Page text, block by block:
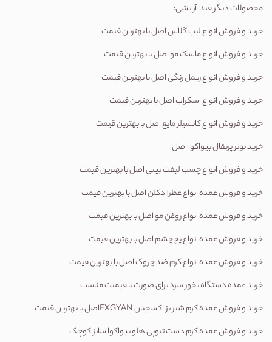
محصولات دیگر فیدا آرایشی:
خرید و فروش انواع لیپ گلاس اصل با بهترین قیمت
خرید و فروش انواع ماسک مو اصل با بهترین قیمت
خرید و فروش انواع ریمل رنگی اصل با بهترین قیمت
خرید و فروش انواع اسکراب اصل با بهترین قیمت
خرید و فروش انواع کانسیلر مایع اصل با بهترین قیمت
خرید تونر پرتقال بیواکوا اصل
خرید و فروش انواع چسب لیفت بینی اصل با بهترین قیمت
خرید و فروش عمده انواع عطر|ادکلن اصل با بهترین قیمت
خرید و فروش عمده انواع روغن مو اصل با بهترین قیمت
خرید و فروش عمده انواع پچ چشم اصل با بهترین قیمت
خرید و فروش عمده انواع کرم ضد چروک اصل با بهترین قیمت
خرید عمده دستگاه بخور سرد برای صورت با قیمیت مناسب
خرید و فروش عمده کرم شیر بز اکسجیان EXGYANاصل با بهترین قیمت
خرید و فروش عمدهکرم دست تیوپی هلو بیواکوا سایز کوچک